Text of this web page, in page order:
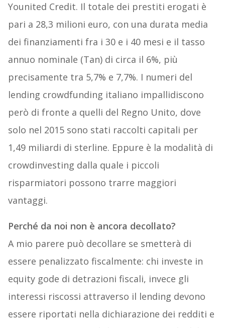
Younited Credit. Il totale dei prestiti erogati è
pari a 28,3 milioni euro, con una durata media
dei finanziamenti fra i 30 e i 40 mesi e il tasso
annuo nominale (Tan) di circa il 6%, più
precisamente tra 5,7% e 7,7%. I numeri del
lending crowdfunding italiano impallidiscono
però di fronte a quelli del Regno Unito, dove
solo nel 2015 sono stati raccolti capitali per
1,49 miliardi di sterline. Eppure è la modalità di
crowdinvesting dalla quale i piccoli
risparmiatori possono trarre maggiori
vantaggi.
Perché da noi non è ancora decollato?
A mio parere può decollare se smetterà di
essere penalizzato fiscalmente: chi investe in
equity gode di detrazioni fiscali, invece gli
interessi riscossi attraverso il lending devono
essere riportati nella dichiarazione dei redditi e